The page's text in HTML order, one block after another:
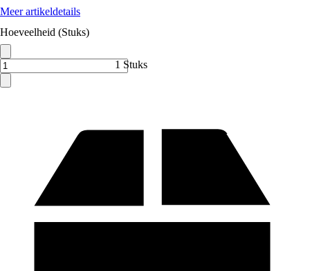
Meer artikeldetails
Hoeveelheid (Stuks)
1 Stuks